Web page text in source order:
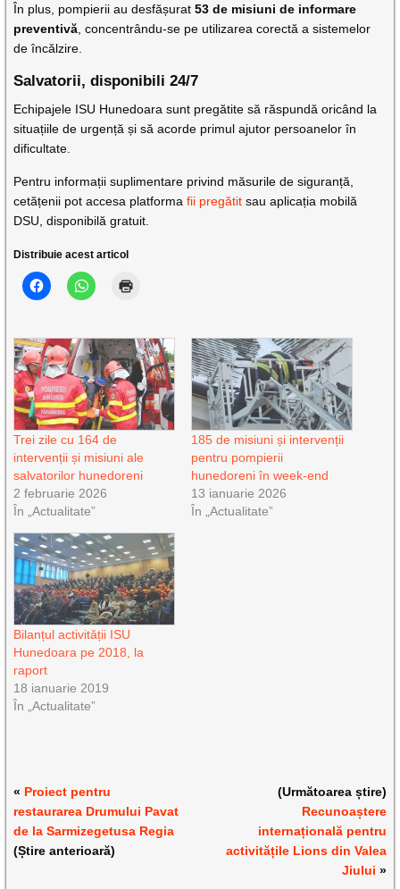
În plus, pompierii au desfășurat53 de misiuni de informare
preventivă , concentrându-se pe utilizarea corectă a sistemelor
de încălzire.
Salvatorii, disponibili 24/7
Echipajele ISU Hunedoara sunt pregătite să răspundă oricând la
situațiile de urgență și să acorde primul ajutor persoanelor în
dificultate.
Pentru informații suplimentare privind măsurile de siguranță,
cetățenii pot accesa platformafii pregătit sau aplicația mobilă
DSU, disponibilă gratuit.
Distribuie acest articol
Trei zile cu 164 de
intervenții și misiuni ale
salvatorilor hunedoreni
2 februarie 2026
În „Actualitate”
185 de misiuni și intervenții
pentru pompierii
hunedoreni în week-end
13 ianuarie 2026
În „Actualitate”
Bilanțul activității ISU
Hunedoara pe 2018, la
raport
18 ianuarie 2019
În „Actualitate”
« Proiect pentru
restaurarea Drumului Pavat
de la Sarmizegetusa Regia
(Știre anterioară)
(Următoarea știre)
Recunoaștere
internațională pentru
activitățile Lions din Valea
Jiului »